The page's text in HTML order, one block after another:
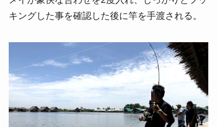
キングした事を確認した後に竿を手渡される。